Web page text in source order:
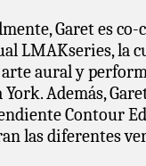
Garet es
LMAKseries, la
aural y
York. Además,
Contour
las diferentes